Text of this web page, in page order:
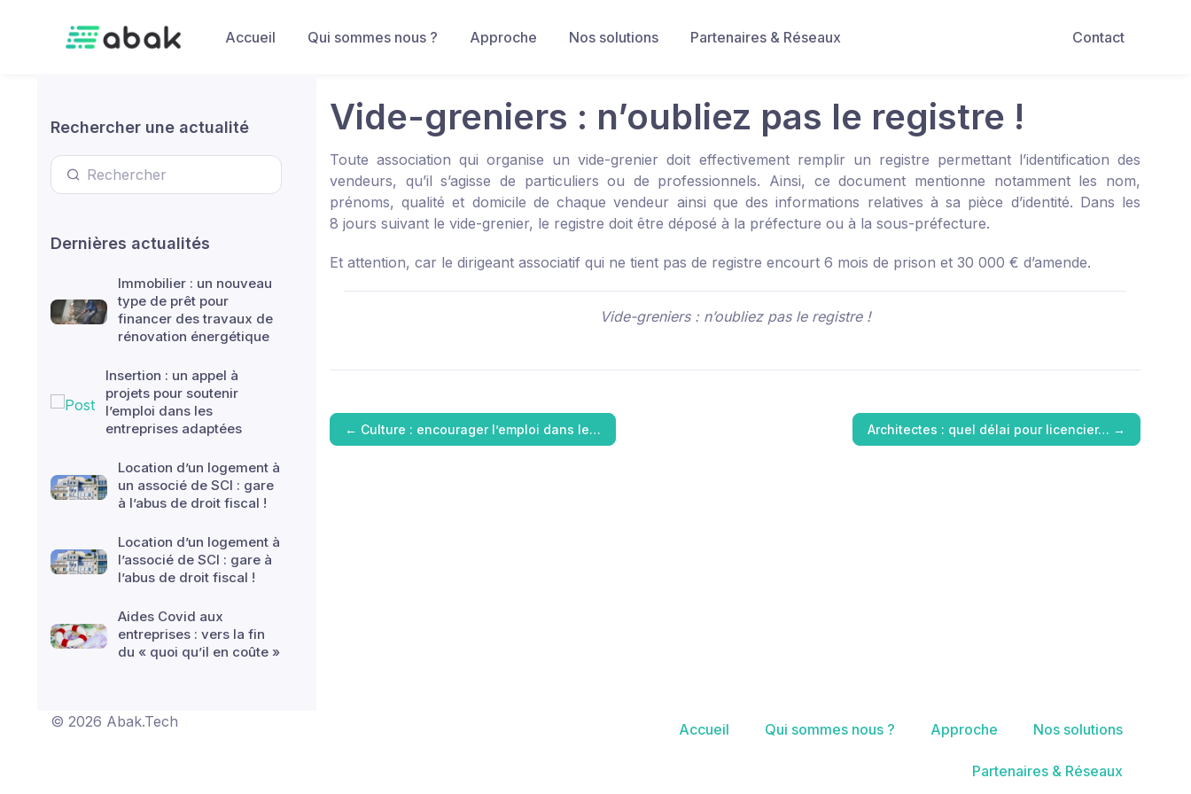
Contact
Accueil Qui sommes nous ? Approche Nos solutions Partenaires & Réseaux
Rechercher une actualité
Dernières actualités
Immobilier : un nouveau
type de prêt pour
financer des travaux de
rénovation énergétique
Insertion : un appel à
projets pour soutenir
l’emploi dans les
entreprises adaptées
Location d’un logement à
un associé de SCI : gare
à l’abus de droit fiscal !
Location d’un logement à
l’associé de SCI : gare à
l’abus de droit fiscal !
Aides Covid aux
entreprises : vers la fin
du « quoi qu’il en coûte »
Vide-greniers : n’oubliez pas le registre !
Toute association qui organise un vide-grenier doit effectivement remplir un registre permettant l’identification des
vendeurs, qu’il s’agisse de particuliers ou de professionnels. Ainsi, ce document mentionne notamment les nom,
prénoms, qualité et domicile de chaque vendeur ainsi que des informations relatives à sa pièce d’identité. Dans les
8 jours suivant le vide-grenier, le registre doit être déposé à la préfecture ou à la sous-préfecture.
Et attention, car le dirigeant associatif qui ne tient pas de registre encourt 6 mois de prison et 30 000 € d’amende.
Vide-greniers : n’oubliez pas le registre !
← Culture : encourager l’emploi dans le… Architectes : quel délai pour licencier… →
© 2026 Abak.Tech Accueil Qui sommes nous ? Approche Nos solutions
Partenaires & Réseaux